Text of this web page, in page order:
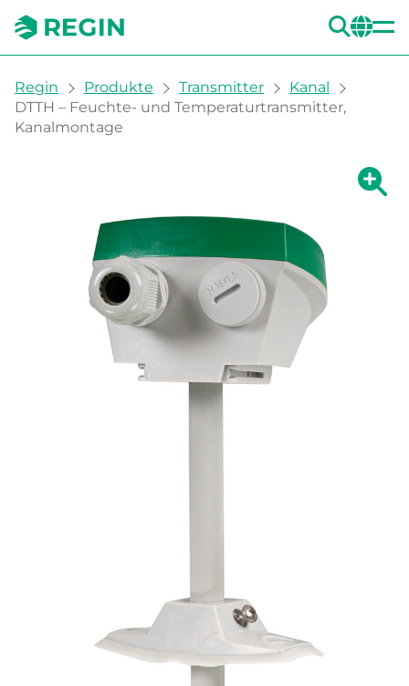
You are here:
Regin Produkte Transmitter
Kanal
DTTH – Feuchte- und Temperaturtransmitter,
Kanalmontage
Zeige